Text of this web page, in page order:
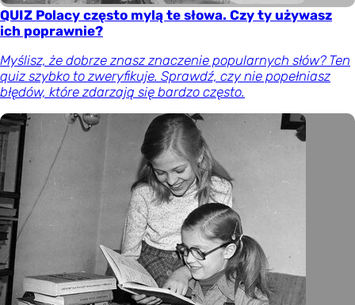
QUIZ Polacy często mylą te słowa. Czy ty używasz
ich poprawnie?
Myślisz, że dobrze znasz znaczenie popularnych słów? Ten
quiz szybko to zweryfikuje. Sprawdź, czy nie popełniasz
błędów, które zdarzają się bardzo często.